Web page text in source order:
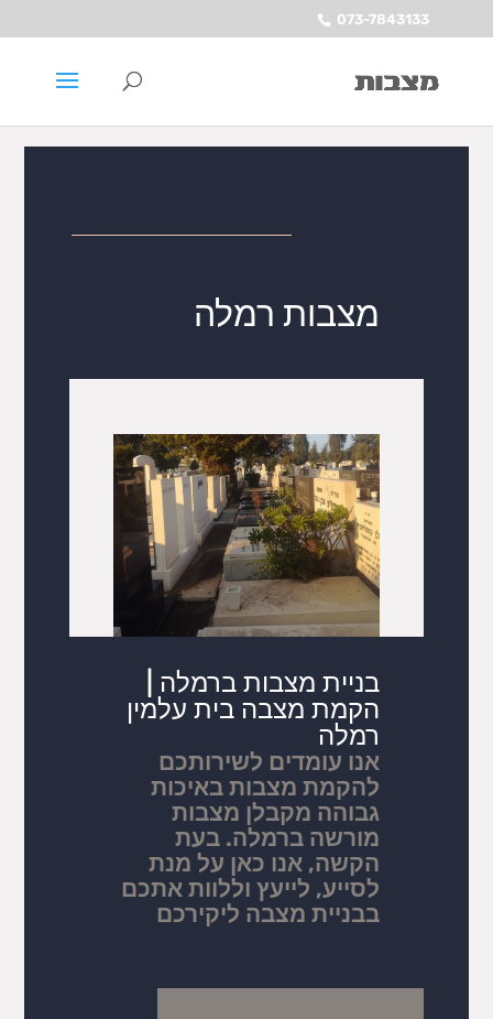
073-7843133
מצבות רמלה
בניית מצבות ברמלה |
הקמת מצבה בית עלמין
רמלה
אנו עומדים לשירותכם
להקמת מצבות באיכות
גבוהה מקבלן מצבות
מורשה ברמלה. בעת
הקשה, אנו כאן על מנת
לסייע, לייעץ וללוות אתכם
בבניית מצבה ליקירכם